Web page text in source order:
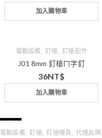
加入購物車
電動設備 釘槍 釘槍配件
J01 8mm 釘槍ㄇ字釘
36NT$
加入購物車
電動設備, 釘槍 釘槍機具 代理品牌,